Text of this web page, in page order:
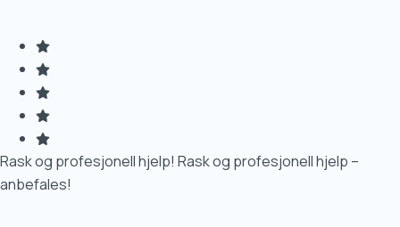
Rask og profesjonell hjelp! Rask og profesjonell hjelp –
anbefales!